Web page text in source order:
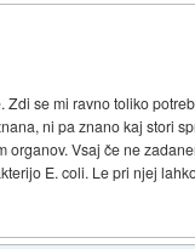
se mi ravno toliko
ni pa znano kaj stori
organov. Vsaj če ne
E. coli. Le pri njej